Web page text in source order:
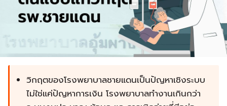
วิกฤตของโรงพยาบาลชายแดนเป็นปัญหาเชิงระบบ
ไม่ใช่แค่ปัญหาการเงิน โรงพยาบาลทำงานเกินกว่า